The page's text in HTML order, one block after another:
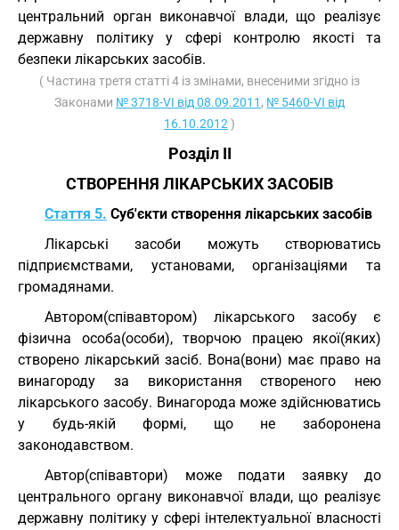
центральний орган виконавчої влади, що реалізує
державну політику у сфері контролю якості та
безпеки лікарських засобів.
( Частина третя статті 4 із змінами, внесеними згідно із
Законами № 3718-VI від 08.09.2011 , № 5460-VI від
16.10.2012 )
Розділ II
СТВОРЕННЯ ЛІКАРСЬКИХ ЗАСОБІВ
Стаття 5. Суб'єкти створення лікарських засобів
Лікарські засоби можуть створюватись
підприємствами, установами, організаціями та
громадянами.
Автором(співавтором) лікарського засобу є
фізична особа(особи), творчою працею якої(яких)
створено лікарський засіб. Вона(вони) має право на
винагороду за використання створеного нею
лікарського засобу. Винагорода може здійснюватись
у будь-якій формі, що не заборонена
законодавством.
Автор(співавтори) може подати заявку до
центрального органу виконавчої влади, що реалізує
державну політику у сфері інтелектуальної власності